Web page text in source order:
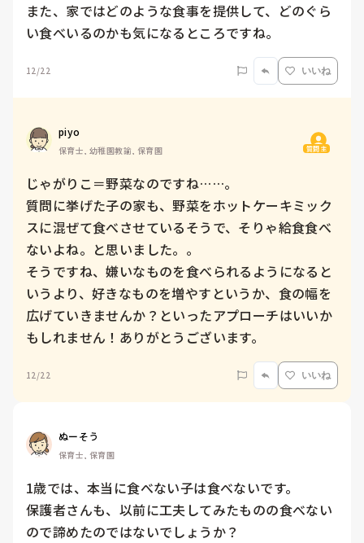
また、家ではどのような食事を提供して、どのぐら
い食べいるのかも気になるところですね。
12/22 いいね
piyo
保育士, 幼稚園教諭, 保育園 質問主
じゃがりこ＝野菜なのですね……。
質問に挙げた子の家も、野菜をホットケーキミック
スに混ぜて食べさせているそうで、そりゃ給食食べ
ないよね。と思いました。。
そうですね、嫌いなものを食べられるようになると
いうより、好きなものを増やすというか、食の幅を
広げていきませんか？といったアプローチはいいか
もしれません！ありがとうございます。
12/22 いいね
ぬーそう
保育士, 保育園
1歳では、本当に食べない子は食べないです。
保護者さんも、以前に工夫してみたものの食べない
ので諦めたのではないでしょうか？